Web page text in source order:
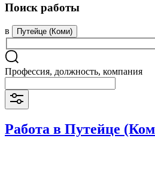
Поиск работы
в Путейце (Коми)
Профессия, должность, компания
Работа в Путейце